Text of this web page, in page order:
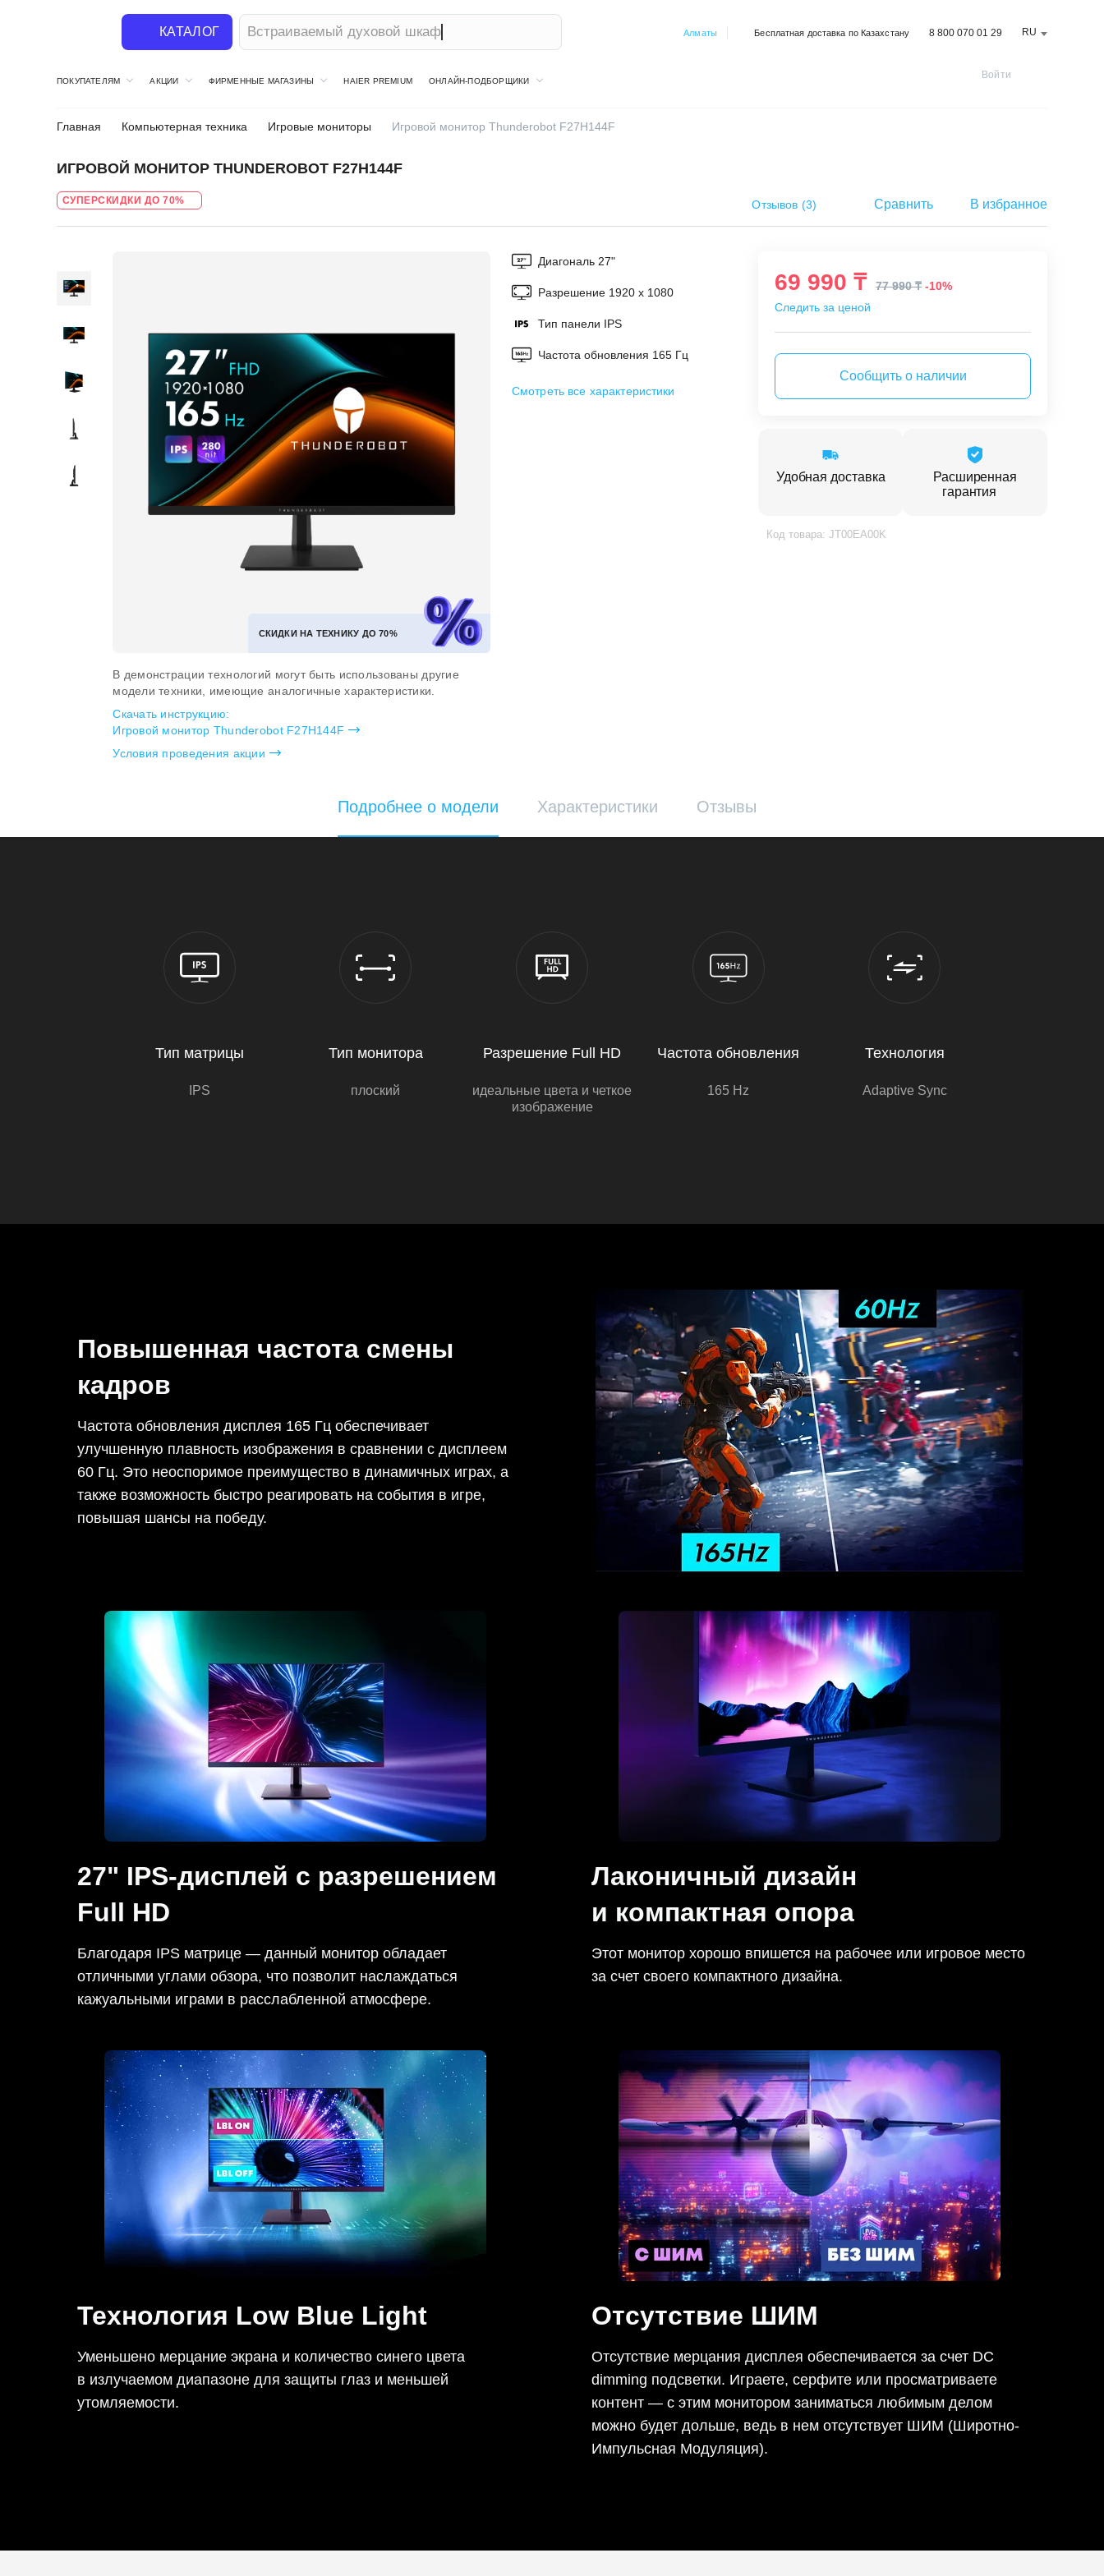
КАТАЛОГ
ПОКУПАТЕЛЯМ АКЦИИ ФИРМЕННЫЕ МАГАЗИНЫ HAIER PREMIUM ОНЛАЙН-ПОДБОРЩИКИ
Телевизор Алматы Бесплатная доставка по Казахстану 8 800 070 01 29 RU
Войти
Главная Компьютерная техника Игровые мониторы Игровой монитор Thunderobot F27H144F
ИГРОВОЙ МОНИТОР THUNDEROBOT F27H144F
СУПЕРСКИДКИ ДО 70% Отзывов (3) Сравнить В избранное
СКИДКИ НА ТЕХНИКУ ДО70%
В демонстрации технологий могут быть использованы другие
модели техники, имеющие аналогичные характеристики.
Скачать инструкцию:
Игровой монитор Thunderobot F27H144F
Условия проведения акции
Диагональ 27"
Разрешение 1920 x 1080
Тип панели IPS
Частота обновления 165 Гц
Смотреть все характеристики
69 990 ₸ 77 990 ₸ -10%
Следить за ценой
Сообщить о наличии
Удобная доставка
Расширенная
гарантия
Код товара: JT00EA00K
Подробнее о модели Характеристики Отзывы
Тип матрицы
IPS
Тип монитора
плоский
Разрешение Full HD
идеальные цвета и четкое
изображение
Частота обновления
165 Hz
Технология
Adaptive Sync
Повышенная частота смены
кадров
Частота обновления дисплея 165 Гц обеспечивает
улучшенную плавность изображения в сравнении с дисплеем
60 Гц. Это неоспоримое преимущество в динамичных играх, а
также возможность быстро реагировать на события в игре,
повышая шансы на победу.
27" IPS-дисплей c разрешением
Full HD
Благодаря IPS матрице — данный монитор обладает
отличными углами обзора, что позволит наслаждаться
кажуальными играми в расслабленной атмосфере.
Лаконичный дизайн
и компактная опора
Этот монитор хорошо впишется на рабочее или игровое место
за счет своего компактного дизайна.
Технология Low Blue Light
Уменьшено мерцание экрана и количество синего цвета
в излучаемом диапазоне для защиты глаз и меньшей
утомляемости.
Отсутствие ШИМ
Отсутствие мерцания дисплея обеспечивается за счет DC
dimming подсветки. Играете, серфите или просматриваете
контент — с этим монитором заниматься любимым делом
можно будет дольше, ведь в нем отсутствует ШИМ (Широтно-
Импульсная Модуляция).